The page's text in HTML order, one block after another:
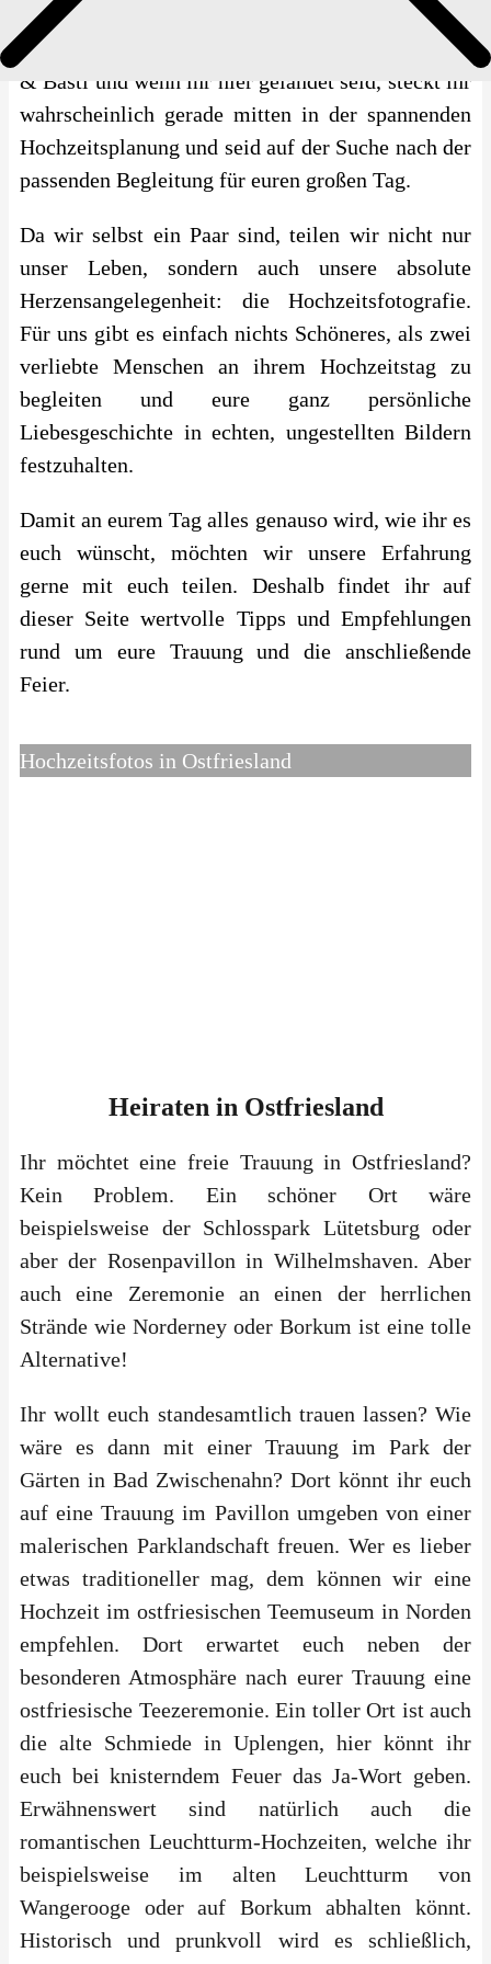
Ihr wünscht euch echte und ungestellte
Hochzeitsfotos in Ostfriesland?
> Wir sind Lara
& Basti und wenn ihr hier gelandet seid, steckt ihr
wahrscheinlich gerade mitten in der spannenden
Hochzeitsplanung und seid auf der Suche nach der
passenden Begleitung für euren großen Tag.
Da wir selbst ein Paar sind, teilen wir nicht nur
unser Leben, sondern auch unsere absolute
Herzensangelegenheit: die Hochzeitsfotografie.
Für uns gibt es einfach nichts Schöneres, als zwei
verliebte Menschen an ihrem Hochzeitstag zu
begleiten und eure ganz persönliche
Liebesgeschichte in echten, ungestellten Bildern
festzuhalten.
Damit an eurem Tag alles genauso wird, wie ihr es
euch wünscht, möchten wir unsere Erfahrung
gerne mit euch teilen. Deshalb findet ihr auf
dieser Seite wertvolle Tipps und Empfehlungen
rund um eure Trauung und die anschließende
Feier.
Hochzeitsfotos in Ostfriesland
Heiraten in Ostfriesland
Ihr möchtet eine freie Trauung in Ostfriesland?
Kein Problem. Ein schöner Ort wäre
beispielsweise der Schlosspark Lütetsburg oder
aber der Rosenpavillon in Wilhelmshaven. Aber
auch eine Zeremonie an einen der herrlichen
Strände wie Norderney oder Borkum ist eine tolle
Alternative!
Ihr wollt euch standesamtlich trauen lassen? Wie
wäre es dann mit einer Trauung im Park der
Gärten in Bad Zwischenahn? Dort könnt ihr euch
auf eine Trauung im Pavillon umgeben von einer
malerischen Parklandschaft freuen. Wer es lieber
etwas traditioneller mag, dem können wir eine
Hochzeit im ostfriesischen Teemuseum in Norden
empfehlen. Dort erwartet euch neben der
besonderen Atmosphäre nach eurer Trauung eine
ostfriesische Teezeremonie. Ein toller Ort ist auch
die alte Schmiede in Uplengen, hier könnt ihr
euch bei knisterndem Feuer das Ja-Wort geben.
Erwähnenswert sind natürlich auch die
romantischen Leuchtturm-Hochzeiten, welche ihr
beispielsweise im alten Leuchtturm von
Wangerooge oder auf Borkum abhalten könnt.
Historisch und prunkvoll wird es schließlich,